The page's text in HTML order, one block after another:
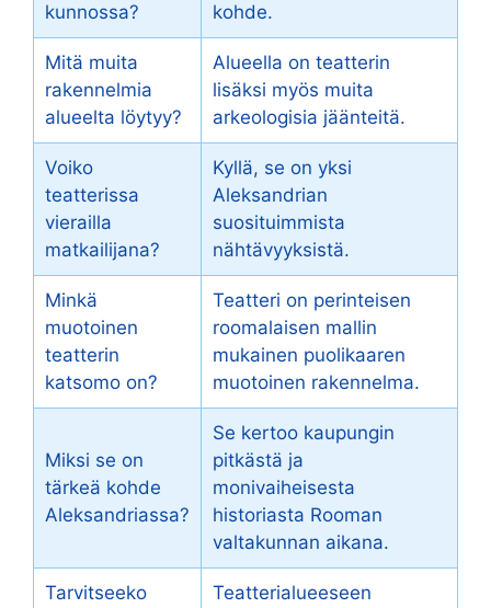
kunnossa?
kohde.
Mitä muita
rakennelmia
alueelta löytyy?
Alueella on teatterin
lisäksi myös muita
arkeologisia jäänteitä.
Voiko
teatterissa
vierailla
matkailijana?
Kyllä, se on yksi
Aleksandrian
suosituimmista
nähtävyyksistä.
Minkä
muotoinen
teatterin
katsomo on?
Teatteri on perinteisen
roomalaisen mallin
mukainen puolikaaren
muotoinen rakennelma.
Miksi se on
tärkeä kohde
Aleksandriassa?
Se kertoo kaupungin
pitkästä ja
monivaiheisesta
historiasta Rooman
valtakunnan aikana.
Tarvitseeko
Teatterialueeseen